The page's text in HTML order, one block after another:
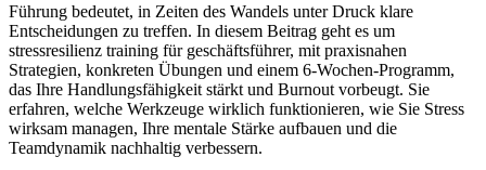
Führung bedeutet, in Zeiten des Wandels unter Druck klare
Entscheidungen zu treffen. In diesem Beitrag geht es um
stressresilienz training für geschäftsführer, mit praxisnahen
Strategien, konkreten Übungen und einem 6-Wochen-Programm,
das Ihre Handlungsfähigkeit stärkt und Burnout vorbeugt. Sie
erfahren, welche Werkzeuge wirklich funktionieren, wie Sie Stress
wirksam managen, Ihre mentale Stärke aufbauen und die
Teamdynamik nachhaltig verbessern.